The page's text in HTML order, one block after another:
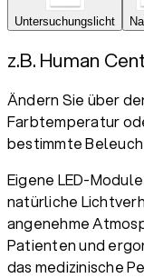
Untersuchungslicht
z.B. Human
Ändern Sie über
Farbtemperatur
bestimmte
Eigene LED-
natürliche
angenehme
Patienten und
das medizinische